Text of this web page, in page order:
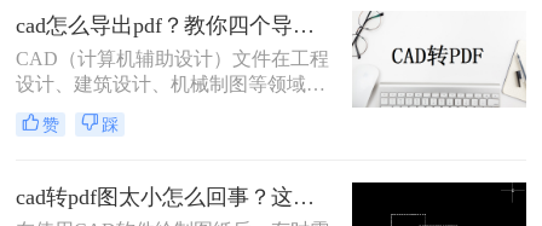
转换为PDF格式，以便与他人共享或
打印。现在让我们来探讨一下怎么把
cad图纸转pdf格式。
cad怎么导出pdf？教你四个导出方法！
CAD（计算机辅助设计）文件在工程
设计、建筑设计、机械制图等领域中
扮演着重要角色。有时，我们需要将
这些CAD文件导出为PDF格式，以便
享。那么cad怎么导出pdf呢？本文将
介绍四种将CAD文件导出为PDF的方
赞 踩
cad转pdf图太小怎么回事？这两个方法很不错！